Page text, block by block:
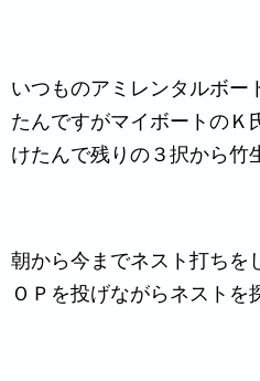
いつものアミレンタルボー
たんですがマイボートのＫ
けたんで残りの３択から竹
朝から今までネスト打ちを
ＯＰを投げながらネストを